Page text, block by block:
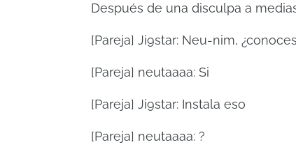
Después de una disculpa a
[Pareja] Ji9star: Neu-nim,
[Pareja] neutaaaa: Si
[Pareja] Ji9star: Instala eso
[Pareja] neutaaaa: ?